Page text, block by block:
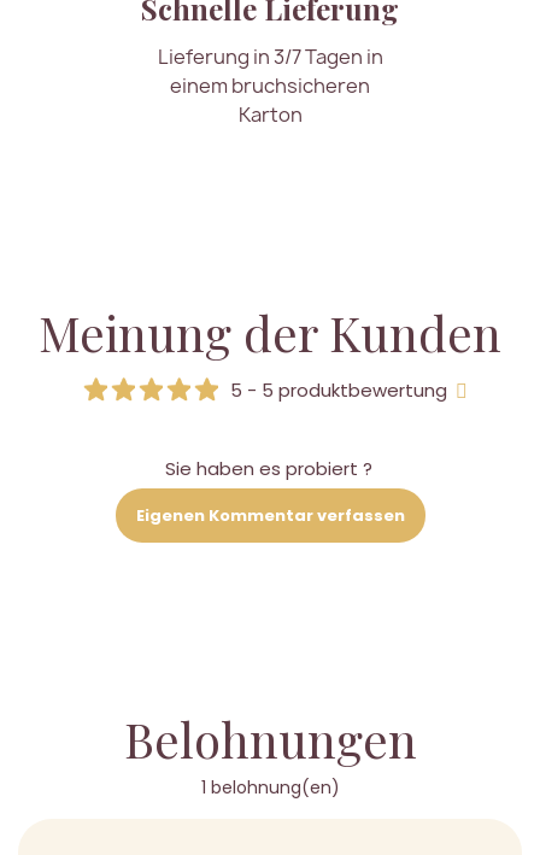
Schnelle Lieferung
Lieferung in 3/7 Tagen in
einem bruchsicheren
Karton
Meinung der Kunden
5 - 5 produktbewertung
Sie haben es probiert ?
Eigenen Kommentar verfassen
Belohnungen
1 belohnung(en)